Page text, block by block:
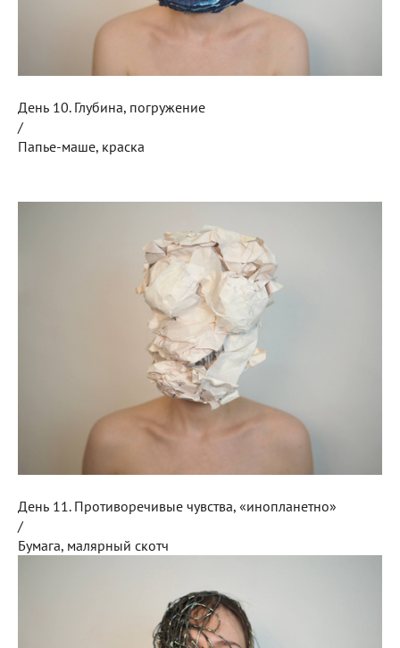
День 10. Глубина, погружение
/
Папье-маше, краска
День 11. Противоречивые чувства, «инопланетно»
/
Бумага, малярный скотч